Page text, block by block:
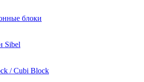
блоки
Sibel
/ Cubi Block